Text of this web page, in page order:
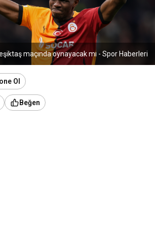
maçında oynayacak mı - Spor Haberleri
Ol
Beğen